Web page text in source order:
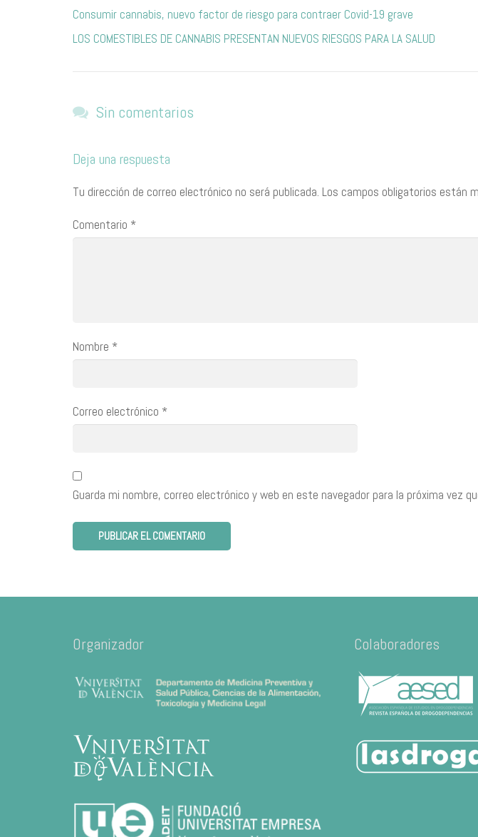
Consumir cannabis, nuevo factor de riesgo para contraer Covid-19 grave
LOS COMESTIBLES DE CANNABIS PRESENTAN NUEVOS RIESGOS PARA LA SALUD
Sin comentarios
Deja una respuesta
Tu dirección de correo electrónico no será publicada. Los campos obligatorios están
Comentario *
Nombre *
Correo electrónico *
Guarda mi nombre, correo electrónico y web en este navegador para la próxima vez
Organizador Colaboradores